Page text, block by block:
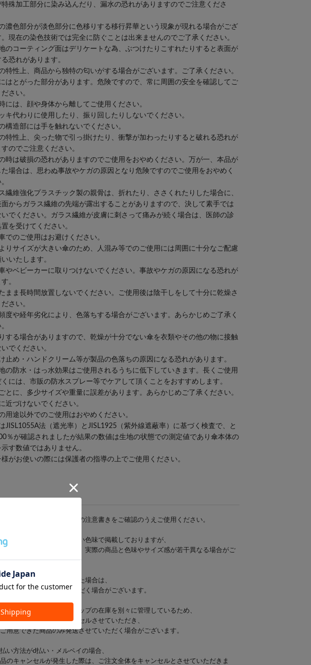
特殊加工部分に染み込んだり、漏水の恐れがありますのでご注意くださ
濃色部分が淡色部分に色移りする移行昇華という現象が現れる場合がござ
。現在の染色技術では完全に防ぐことは出来ませんのでご了承ください。
のコーティング面はデリケートな為、ぶつけたりこすれたりすると表面が
恐れがあります。
特性上、商品から独特の匂いがする場合がございます。ご了承ください。
はとがった部分があります。危険ですので、常に周囲の安全を確認してご
さい。
には、顔や身体から離してご使用ください。
キ代わりに使用したり、振り回したりしないでください。
構造部には手を触れないでください。
特性上、尖った物で引っ掛けたり、衝撃が加わったりすると破れる恐れが
のでご注意ください。
時は破損の恐れがありますのでご使用をおやめください。万が一、本品が
場合は、思わぬ事故やケガの原因となり危険ですのでご使用をおやめく
繊維強化プラスチック製の親骨は、折れたり、ささくれたりした場合に、
面からガラス繊維の先端が露出することがありますので、決して素手では
いでください。ガラス繊維が皮膚に刺さって痛みが続く場合は、医師の診
を受けてください。
でのご使用はお避けください。
りサイズが大きい傘のため、人混み等でのご使用には周囲に十分なご配慮
いたします。
やベビーカーに取りつけないでください。事故やケガの原因になる恐れが
。
まま長時間放置しないでください。ご使用後は陰干しをして十分に乾燥さ
さい。
度や経年劣化により、色落ちする場合がございます。あらかじめご了承く
する場合がありますので、乾燥が十分でない傘を衣類やその他の物に接触
でください。
止め・ハンドクリーム等が製品の色落ちの原因になる恐れがあります。
の防水・はっ水効果はご使用されるうちに低下していきます。長くご使用
くには、市販の防水スプレー等でケアして頂くことをおすすめします。
とに、多少サイズや重量に誤差があります。あらかじめご了承ください。
近づけないでください。
用途以外でのご使用はおやめください。
JISL1055A法（遮光率）とJISL1925（紫外線遮蔽率）に基づく検査で、と
％が確認されましたが結果の数値は生地の状態での測定値であり傘本体の
す数値ではありません。
がお使いの際には保護者の指導の上でご使用ください。
前に、パッケージに記載の注意書きをご確認のうえご使用ください。
像はできる限り実物に近い色味で掲載しておりますが、
たり方やご覧の環境により、実際の商品と色味やサイズ感が若干異なる場合がご
。
に商品不具合が確認された場合は、
をキャンセルさせていただく場合がございます。
は店舗とオンラインショップの在庫を別々に管理しているため、
により一部商品をキャンセルさせていただき、
用意できた商品のみ発送させていただく場合がございます。
い方法がd払い・メルペイの場合、
のキャンセルが発生した際は、ご注文全体をキャンセルとさせていただきま